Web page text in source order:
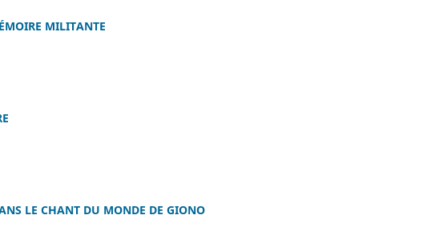
MILITANTE
LE CHANT DU MONDE DE GIONO